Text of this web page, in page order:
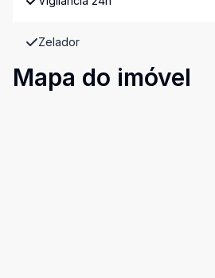
Zelador
Mapa do imóvel